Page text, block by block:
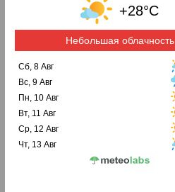
+28°C
Небольшая облачность
Сб, 8 Авг
Вс, 9 Авг
Пн, 10 Авг
Вт, 11 Авг
Ср, 12 Авг
Чт, 13 Авг